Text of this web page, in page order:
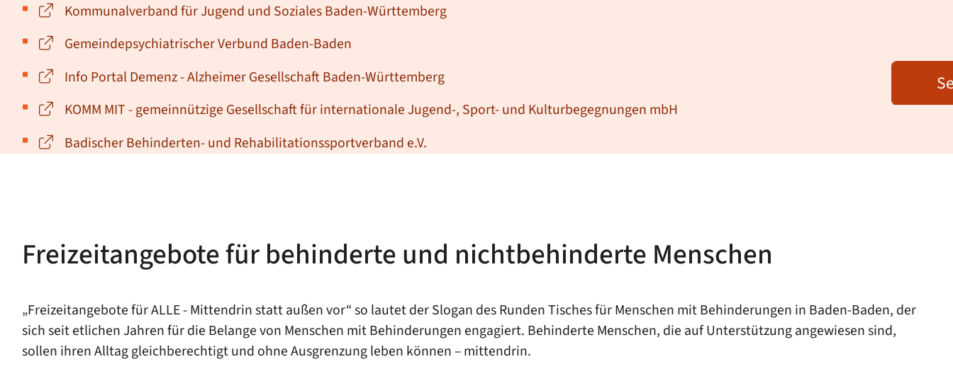
Kommunalverband für Jugend und Soziales Baden-Württemberg
Gemeindepsychiatrischer Verbund Baden-Baden
Info Portal Demenz - Alzheimer Gesellschaft Baden-Württemberg
KOMM MIT - gemeinnützige Gesellschaft für internationale Jugend-, Sport- und Kulturbegegnungen mbH
Badischer Behinderten- und Rehabilitationssportverband e.V.
Freizeitangebote für behinderte und nichtbehinderte Menschen
„Freizeitangebote für ALLE - Mittendrin statt außen vor“ so lautet der Slogan des Runden Tisches für Menschen mit Behinderungen in Baden-Baden, der
sich seit etlichen Jahren für die Belange von Menschen mit Behinderungen engagiert. Behinderte Menschen, die auf Unterstützung angewiesen sind,
sollen ihren Alltag gleichberechtigt und ohne Ausgrenzung leben können – mittendrin.